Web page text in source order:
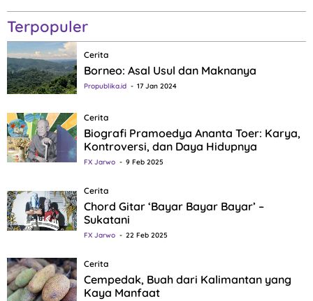
Terpopuler
Cerita
Borneo: Asal Usul dan Maknanya
Propublika.id 17 Jan 2024
Cerita
Biografi Pramoedya Ananta Toer: Karya,
Kontroversi, dan Daya Hidupnya
FX Jarwo 9 Feb 2025
Cerita
Chord Gitar ‘Bayar Bayar Bayar’ –
Sukatani
FX Jarwo 22 Feb 2025
Cerita
Cempedak, Buah dari Kalimantan yang
Kaya Manfaat